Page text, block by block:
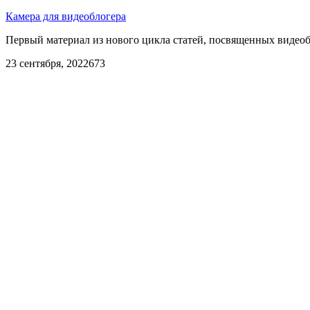
Камера для видеоблогера
Первый материал из нового цикла статей, посвященных
23 сентября, 2022673